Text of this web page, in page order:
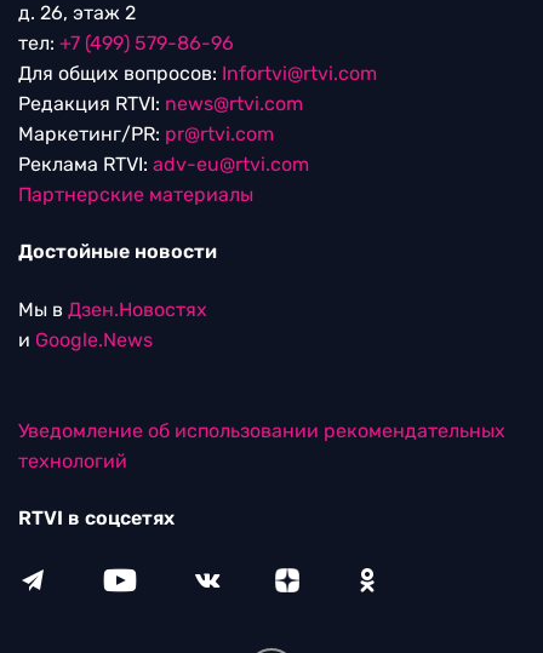
д. 26, этаж 2
тел: +7 (499) 579-86-96
Для общих вопросов: Infortvi@rtvi.com
Редакция RTVI: news@rtvi.com
Маркетинг/PR: pr@rtvi.com
Реклама RTVI: adv-eu@rtvi.com
Партнерские материалы
Достойные новости
Мы в Дзен.Новостях
и Google.News
Уведомление об использовании рекомендательных
технологий
RTVI в соцсетях